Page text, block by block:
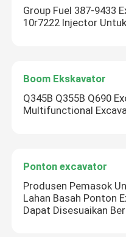
Group Fuel 387-9433
10r7222 Injector
Boom Ekskavator
Q345B Q355B Q690
Multifunctional
Ponton excavator
Produsen Pemasok
Lahan Basah Ponton
Dapat Disesuaikan